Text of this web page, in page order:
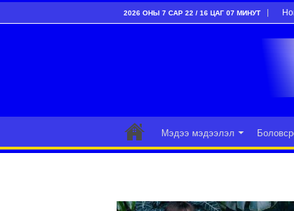
2026 ОНЫ 7 САР 22 / 16 ЦАГ 07 МИНУТ
Мэдээ мэдээлэл